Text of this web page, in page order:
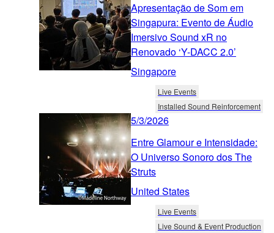
Apresentação de Som em
Singapura: Evento de Áudio
Imersivo Sound xR no
Renovado ‘Y-DACC 2.0’
Singapore
Live Events
Installed Sound Reinforcement
5/3/2026
Entre Glamour e Intensidade:
O Universo Sonoro dos The
Struts
United States
Live Events
Live Sound & Event Production